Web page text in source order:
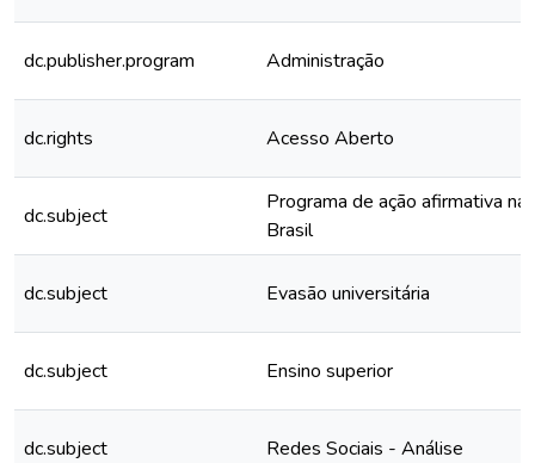
dc.publisher.program Administração
dc.rights Acesso Aberto
dc.subject
Programa de ação afirmativa na
Brasil
dc.subject Evasão universitária
dc.subject Ensino superior
dc.subject Redes Sociais - Análise